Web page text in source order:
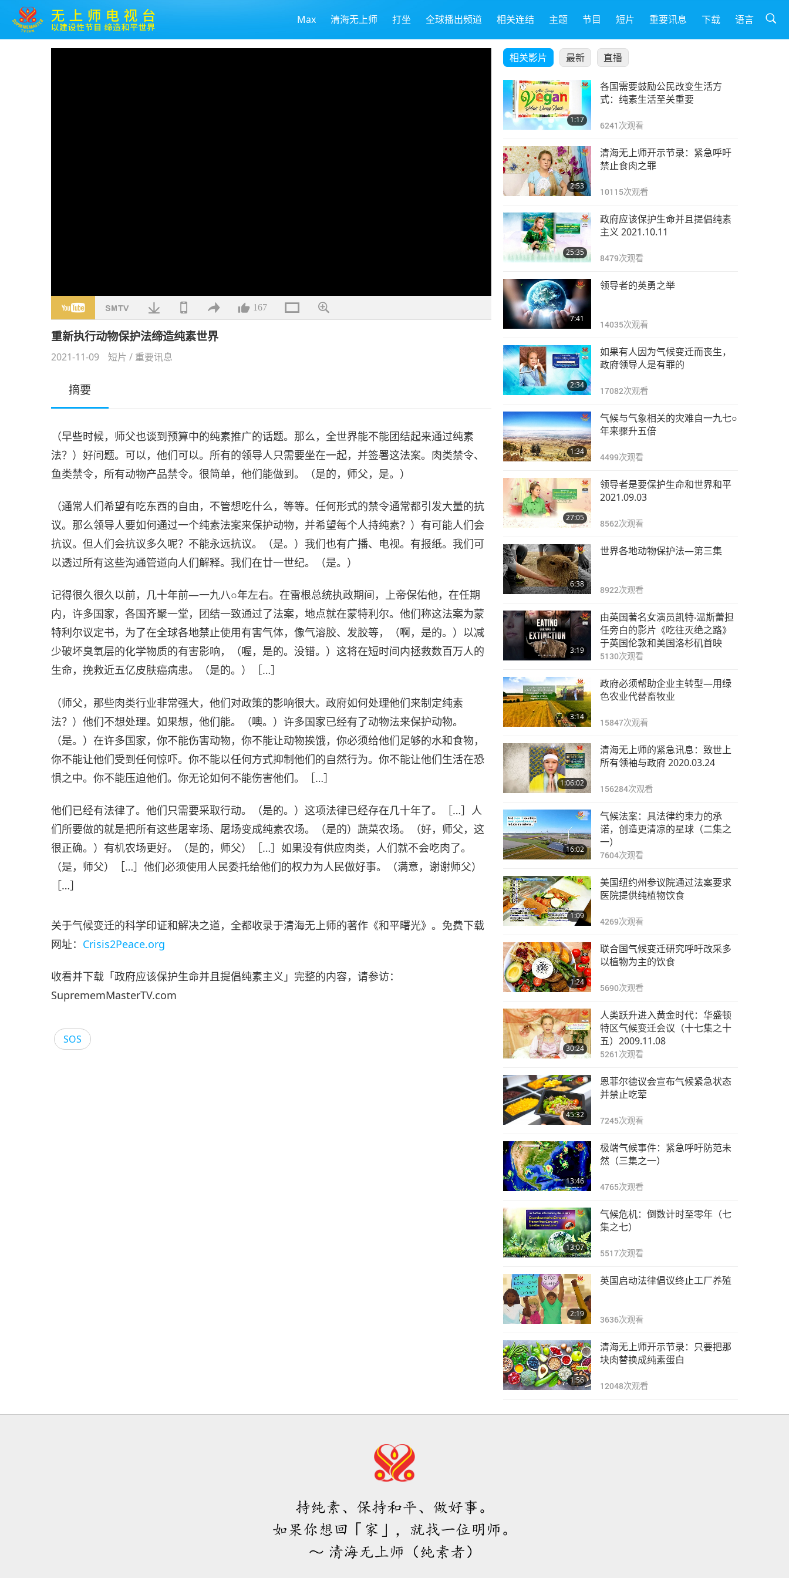
Max 清海无上师 打坐 全球播出频道 相关连结 主题 节目 短片 重要讯息 下载 语言
167
重新执行动物保护法缔造纯素世界
2021-11-09 短片 / 重要讯息
摘要
（早些时候，师父也谈到预算中的纯素推广的话题。那么，全世界能不能团结起来通过纯素
法？）好问题。可以，他们可以。所有的领导人只需要坐在一起，并签署这法案。肉类禁令、
鱼类禁令，所有动物产品禁令。很简单，他们能做到。（是的，师父，是。）
（通常人们希望有吃东西的自由，不管想吃什么，等等。任何形式的禁令通常都引发大量的抗
议。那么领导人要如何通过一个纯素法案来保护动物，并希望每个人持纯素？）有可能人们会
抗议。但人们会抗议多久呢？不能永远抗议。（是。）我们也有广播、电视。有报纸。我们可
以透过所有这些沟通管道向人们解释。我们在廿一世纪。（是。）
记得很久很久以前，几十年前—一九八○年左右。在雷根总统执政期间，上帝保佑他，在任期
内，许多国家，各国齐聚一堂，团结一致通过了法案，地点就在蒙特利尔。他们称这法案为蒙
特利尔议定书，为了在全球各地禁止使用有害气体，像气溶胶、发胶等，（啊，是的。）以减
少破坏臭氧层的化学物质的有害影响，（喔，是的。没错。）这将在短时间内拯救数百万人的
生命，挽救近五亿皮肤癌病患。（是的。）［…］
（师父，那些肉类行业非常强大，他们对政策的影响很大。政府如何处理他们来制定纯素
法？）他们不想处理。如果想，他们能。（噢。）许多国家已经有了动物法来保护动物。
（是。）在许多国家，你不能伤害动物，你不能让动物挨饿，你必须给他们足够的水和食物，
你不能让他们受到任何惊吓。你不能以任何方式抑制他们的自然行为。你不能让他们生活在恐
惧之中。你不能压迫他们。你无论如何不能伤害他们。［…］
他们已经有法律了。他们只需要采取行动。（是的。）这项法律已经存在几十年了。［…］人
们所要做的就是把所有这些屠宰场、屠场变成纯素农场。（是的）蔬菜农场。（好，师父，这
很正确。）有机农场更好。（是的，师父）［…］如果没有供应肉类，人们就不会吃肉了。
（是，师父）［…］他们必须使用人民委托给他们的权力为人民做好事。（满意，谢谢师父）
［…］
关于气候变迁的科学印证和解决之道，全都收录于清海无上师的著作《和平曙光》。免费下载
网址： Crisis2Peace.org
收看并下载「政府应该保护生命并且提倡纯素主义」完整的内容，请参访：
SuprememMasterTV.com
SOS
相关影片 最新 直播
1:17
各国需要鼓励公民改变生活方
式：纯素生活至关重要
6241 次观看
2:53
清海无上师开示节录：紧急呼吁
禁止食肉之罪
10115次观看
25:35
政府应该保护生命并且提倡纯素
主义 2021.10.11
8479次观看
7:41
领导者的英勇之举
14035次观看
2:34
如果有人因为气候变迁而丧生，
政府领导人是有罪的
17082次观看
1:34
气候与气象相关的灾难自一九七○
年来骤升五倍
4499次观看
27:05
领导者是要保护生命和世界和平
2021.09.03
8562次观看
6:38
世界各地动物保护法—第三集
8922次观看
3:19
由英国著名女演员凯特‧温斯蕾担
任旁白的影片《吃往灭绝之路》
于英国伦敦和美国洛杉矶首映
5130次观看
3:14
政府必须帮助企业主转型—用绿
色农业代替畜牧业
15847次观看
1:06:02
清海无上师的紧急讯息：致世上
所有领袖与政府 2020.03.24
156284次观看
16:02
气候法案：具法律约束力的承
诺，创造更清凉的星球（二集之
一）
7604次观看
1:09
美国纽约州参议院通过法案要求
医院提供纯植物饮食
4269次观看
1:24
联合国气候变迁研究呼吁改采多
以植物为主的饮食
5690次观看
30:24
人类跃升进入黄金时代：华盛顿
特区气候变迁会议（十七集之十
五）2009.11.08
5261 次观看
45:32
恩菲尔德议会宣布气候紧急状态
并禁止吃荤
7245次观看
13:46
极端气候事件：紧急呼吁防范未
然（三集之一）
4765次观看
13:07
气候危机：倒数计时至零年（七
集之七）
5517次观看
2:19
英国启动法律倡议终止工厂养殖
3636次观看
1:56
清海无上师开示节录：只要把那
块肉替换成纯素蛋白
12048次观看
持纯素、保持和平、做好事。
如果你想回「家」，就找一位明师。
～ 清海无上师（纯素者）